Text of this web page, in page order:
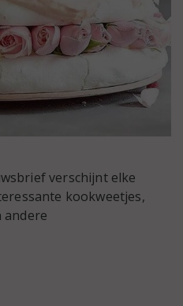
verschijnt elke
kookweetjes,
andere